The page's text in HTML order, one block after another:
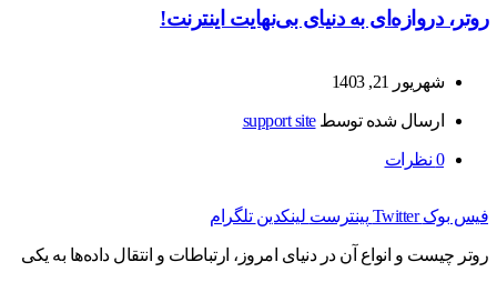
روتر، دروازه‌ای به دنیای بی‌نهایت اینترنت!
شهریور 21, 1403
ارسال شده توسطsupport site
0 نظرات
فیس بوک Twitter پینترست لینکدین تلگرام
روتر چیست و انواع آن در دنیای امروز، ارتباطات و انتقال داده‌ها به یکی